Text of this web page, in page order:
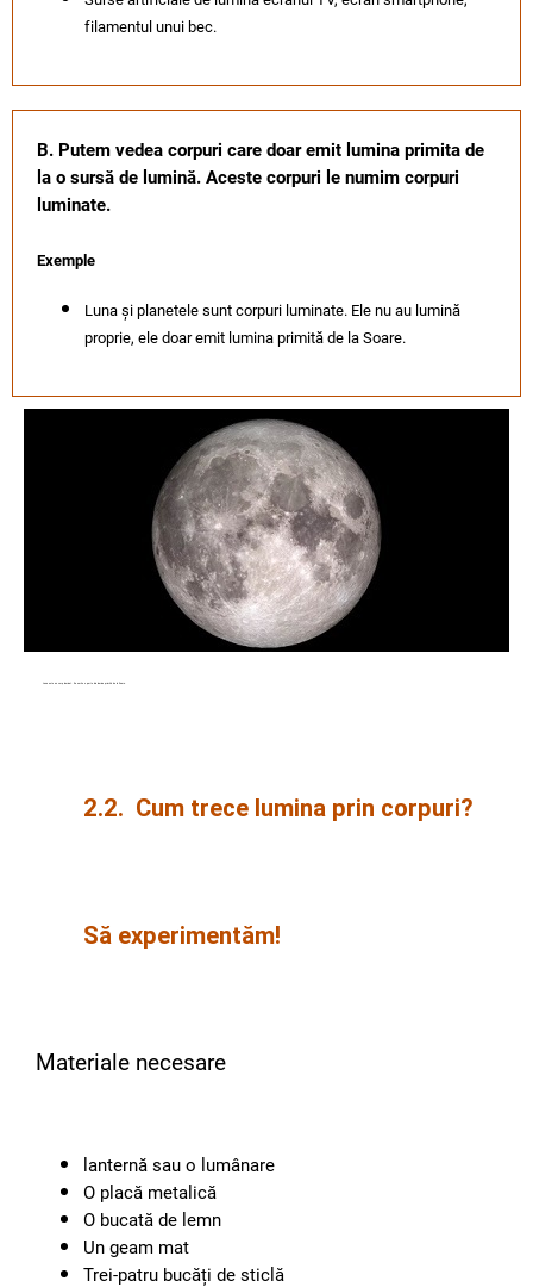
filamentul unui bec.
B. Putem vedea corpuri care doar emit lumina primita de
la o sursă de lumină. Aceste corpuri le numim corpuri
luminate.
Exemple
Luna și planetele sunt corpuri luminate. Ele nu au lumină
proprie, ele doar emit lumina primită de la Soare.
Luna este un corp luminat. Ea emite o parte din lumina primită de la Soare.
2.2. Cum trece lumina prin corpuri?
Să experimentăm!
Materiale necesare
lanternă sau o lumânare
O placă metalică
O bucată de lemn
Un geam mat
Trei-patru bucăți de sticlă